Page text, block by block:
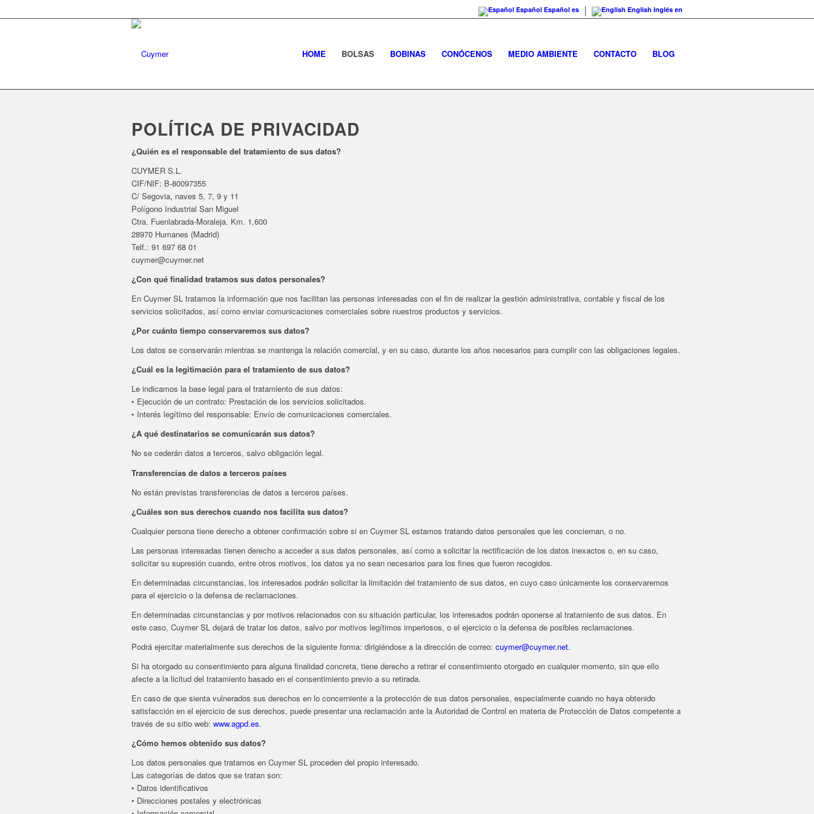
Español Español es English Inglés en
HOME BOLSAS BOBINAS CONÓCENOS MEDIO AMBIENTE CONTACTO BLOG
POLÍTICA DE PRIVACIDAD
¿Quién es el responsable del tratamiento de sus datos?
CUYMER S.L.
CIF/NIF: B-80097355
C/ Segovia, naves 5, 7, 9 y 11
Polígono Industrial San Miguel
Ctra. Fuenlabrada-Moraleja. Km. 1,600
28970 Humanes (Madrid)
Telf.: 91 697 68 01
cuymer@cuymer.net
¿Con qué finalidad tratamos sus datos personales?
En Cuymer SL tratamos la información que nos facilitan las personas interesadas con el fin de realizar la gestión administrativa, contable y fiscal de los
servicios solicitados, así como enviar comunicaciones comerciales sobre nuestros productos y servicios.
¿Por cuánto tiempo conservaremos sus datos?
Los datos se conservarán mientras se mantenga la relación comercial, y en su caso, durante los años necesarios para cumplir con las obligaciones legales.
¿Cuál es la legitimación para el tratamiento de sus datos?
Le indicamos la base legal para el tratamiento de sus datos:
• Ejecución de un contrato: Prestación de los servicios solicitados.
• Interés legítimo del responsable: Envío de comunicaciones comerciales.
¿A qué destinatarios se comunicarán sus datos?
No se cederán datos a terceros, salvo obligación legal.
Transferencias de datos a terceros países
No están previstas transferencias de datos a terceros países.
¿Cuáles son sus derechos cuando nos facilita sus datos?
Cualquier persona tiene derecho a obtener confirmación sobre si en Cuymer SL estamos tratando datos personales que les conciernan, o no.
Las personas interesadas tienen derecho a acceder a sus datos personales, así como a solicitar la rectificación de los datos inexactos o, en su caso,
solicitar su supresión cuando, entre otros motivos, los datos ya no sean necesarios para los fines que fueron recogidos.
En determinadas circunstancias, los interesados podrán solicitar la limitación del tratamiento de sus datos, en cuyo caso únicamente los conservaremos
para el ejercicio o la defensa de reclamaciones.
En determinadas circunstancias y por motivos relacionados con su situación particular, los interesados podrán oponerse al tratamiento de sus datos. En
este caso, Cuymer SL dejará de tratar los datos, salvo por motivos legítimos imperiosos, o el ejercicio o la defensa de posibles reclamaciones.
Podrá ejercitar materialmente sus derechos de la siguiente forma: dirigiéndose a la dirección de correo: cuymer@cuymer.net.
Si ha otorgado su consentimiento para alguna finalidad concreta, tiene derecho a retirar el consentimiento otorgado en cualquier momento, sin que ello
afecte a la licitud del tratamiento basado en el consentimiento previo a su retirada.
En caso de que sienta vulnerados sus derechos en lo concerniente a la protección de sus datos personales, especialmente cuando no haya obtenido
satisfacción en el ejercicio de sus derechos, puede presentar una reclamación ante la Autoridad de Control en materia de Protección de Datos competente a
través de su sitio web: www.agpd.es.
¿Cómo hemos obtenido sus datos?
Los datos personales que tratamos en Cuymer SL proceden del propio interesado.
Las categorías de datos que se tratan son:
• Datos identificativos
• Direcciones postales y electrónicas